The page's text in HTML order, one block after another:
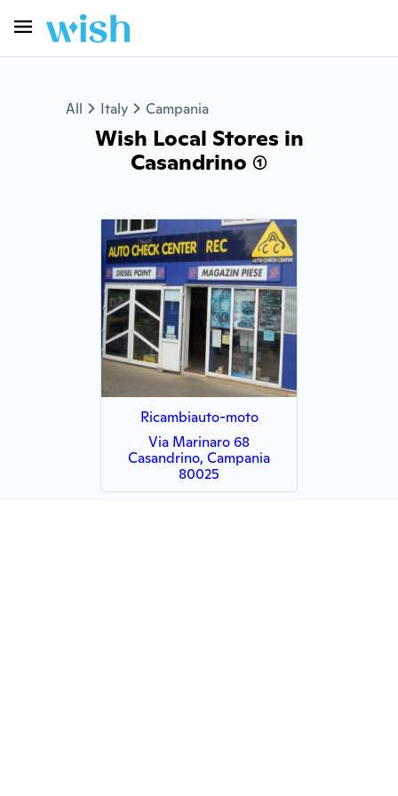
All Italy Campania
Wish Local Stores in
Casandrino (1)
Ricambiauto-moto
Via Marinaro 68
Casandrino, Campania
80025